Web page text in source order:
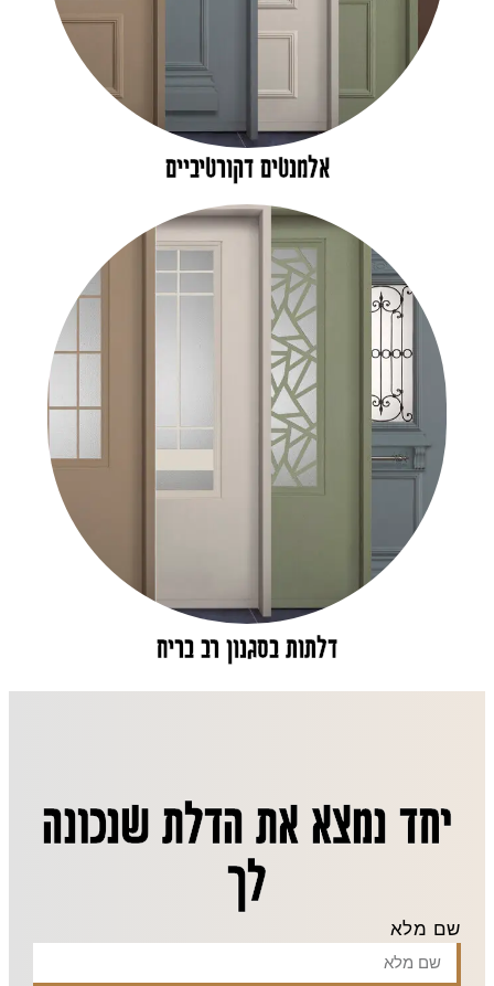
אלמנטים דקורטיביים
דלתות בסגנון רב בריח
יחד נמצא את הדלת שנכונה
לך
שם מלא